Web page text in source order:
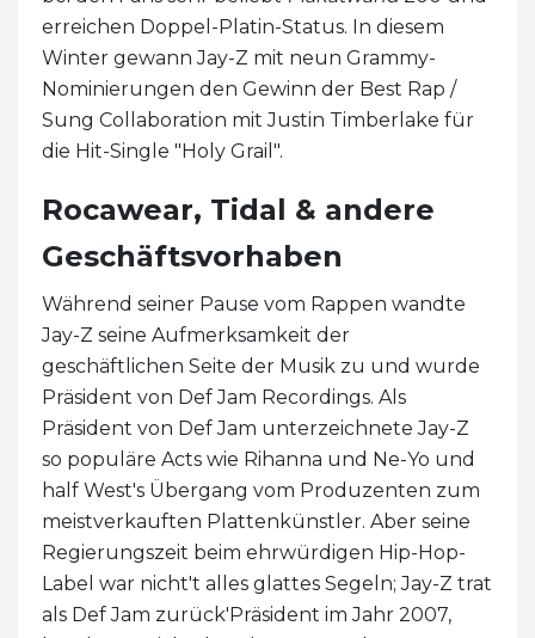
erreichen Doppel-Platin-Status. In diesem
Winter gewann Jay-Z mit neun Grammy-
Nominierungen den Gewinn der Best Rap /
Sung Collaboration mit Justin Timberlake für
die Hit-Single "Holy Grail".
Rocawear, Tidal & andere
Geschäftsvorhaben
Während seiner Pause vom Rappen wandte
Jay-Z seine Aufmerksamkeit der
geschäftlichen Seite der Musik zu und wurde
Präsident von Def Jam Recordings. Als
Präsident von Def Jam unterzeichnete Jay-Z
so populäre Acts wie Rihanna und Ne-Yo und
half West's Übergang vom Produzenten zum
meistverkauften Plattenkünstler. Aber seine
Regierungszeit beim ehrwürdigen Hip-Hop-
Label war nicht't alles glattes Segeln; Jay-Z trat
als Def Jam zurück'Präsident im Jahr 2007,